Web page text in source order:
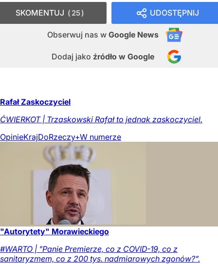
UDOSTĘPNIJ
Obserwuj nas w Google News
Dodaj jako źródło w Google
SKOMENTUJ 25
Rafał Zaskoczyciel
ĆWIERKOT | Trzaskowski Rafał to jednak zaskoczyciel.
OpinieKrajDoRzeczy+W numerze
"Autorytety" Morawieckiego
#WARTO | "Panie Premierze, co z COVID-19, co z
sanitaryzmem, co z 200 tys. nadmiarowych zgonów?".